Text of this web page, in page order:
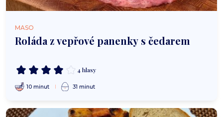
MASO
Roláda z vepřové panenky s čedarem
4 hlasy
10 minut 31 minut